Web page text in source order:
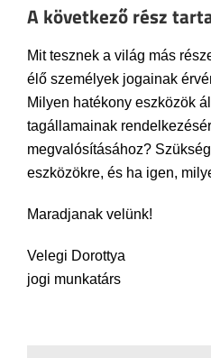
A következő rész
Mit tesznek a világ más
élő személyek jogainak
Milyen hatékony eszközök
tagállamainak
megvalósításához?
eszközökre, és ha igen,
Maradjanak velünk!
Velegi Dorottya
jogi munkatárs